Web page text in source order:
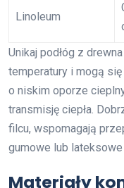
Linoleum
Unikaj podłóg z
temperatury i mogą się
o niskim oporze
transmisję ciepła.
filcu, wspomagają
gumowe lub
Materiały